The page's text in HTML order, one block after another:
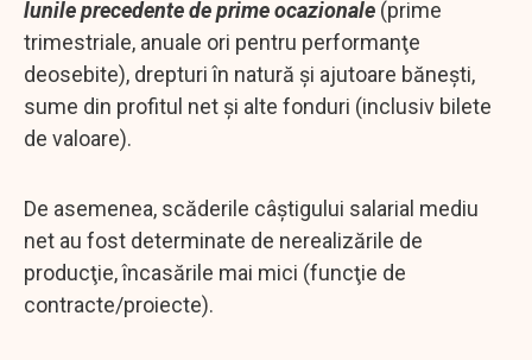
lunile precedente de prime ocazionale (prime
trimestriale, anuale ori pentru performanţe
deosebite), drepturi în natură şi ajutoare băneşti,
sume din profitul net şi alte fonduri (inclusiv bilete
de valoare).
De asemenea, scăderile câştigului salarial mediu
net au fost determinate de nerealizările de
producţie, încasările mai mici (funcţie de
contracte/proiecte).